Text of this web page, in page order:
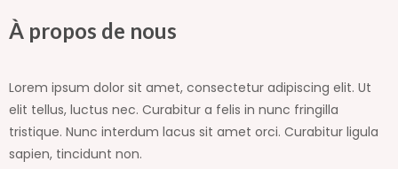
À propos de nous
Lorem ipsum dolor sit amet, consectetur adipiscing elit. Ut
elit tellus, luctus nec. Curabitur a felis in nunc fringilla
tristique. Nunc interdum lacus sit amet orci. Curabitur ligula
sapien, tincidunt non.